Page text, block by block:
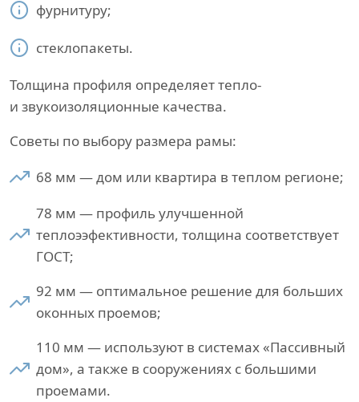
фурнитуру;
стеклопакеты.
Толщина профиля определяет тепло-
и звукоизоляционные качества.
Советы по выбору размера рамы:
68 мм — дом или квартира в теплом регионе;
78 мм — профиль улучшенной
теплоээфективности, толщина соответствует
ГОСТ;
92 мм — оптимальное решение для больших
оконных проемов;
110 мм — используют в системах «Пассивный
дом», а также в сооружениях с большими
проемами.